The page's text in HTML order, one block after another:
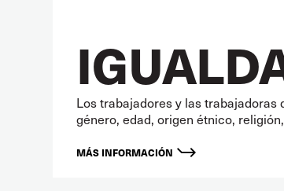
Los trabajadores y las
género, edad, origen étnico,
MÁS INFORMACIÓN